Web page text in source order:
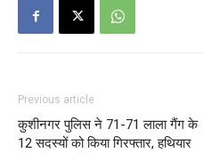
Previous article
कुशीनगर पुलिस ने 71-71 लाला गैंग के
12 सदस्यों को किया गिरफ्तार, हथियार